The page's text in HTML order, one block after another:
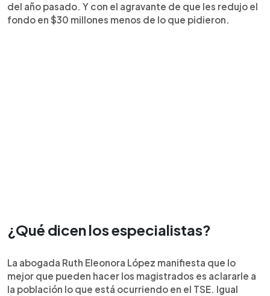
del año pasado. Y con el agravante de que les redujo el
fondo en $30 millones menos de lo que pidieron.
¿Qué dicen los especialistas?
La abogada Ruth Eleonora López manifiesta que lo
mejor que pueden hacer los magistrados es aclararle a
la población lo que está ocurriendo en el TSE. Igual